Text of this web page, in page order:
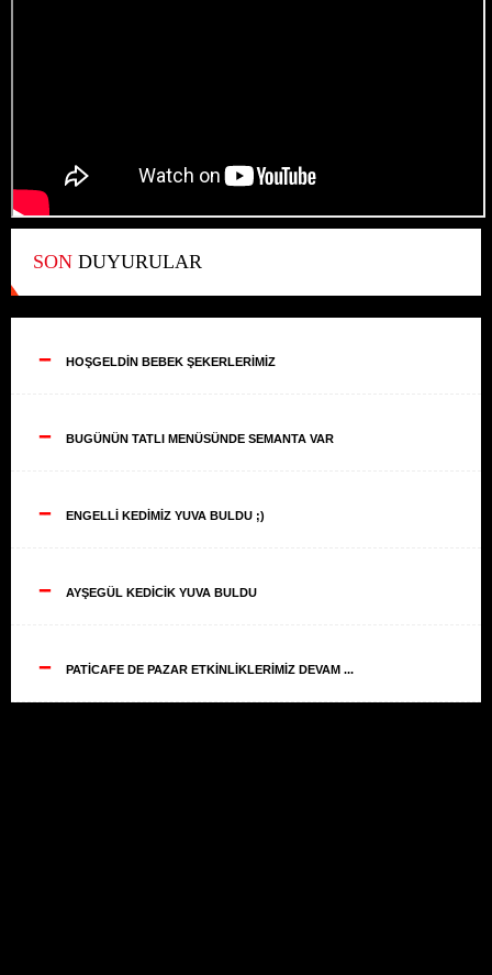
SON DUYURULAR
-- HOŞGELDİN BEBEK ŞEKERLERİMİZ
-- BUGÜNÜN TATLI MENÜSÜNDE SEMANTA VAR
-- ENGELLİ KEDİMİZ YUVA BULDU ;)
-- AYŞEGÜL KEDİCİK YUVA BULDU
-- PATİCAFE DE PAZAR ETKİNLİKLERİMİZ DEVAM ...